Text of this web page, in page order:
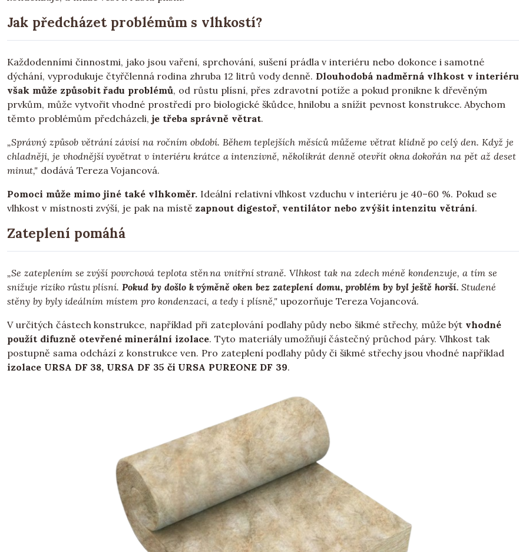
Jak předcházet problémům s vlhkostí?
Každodenními činnostmi, jako jsou vaření, sprchování, sušení prádla v interiéru nebo dokonce i samotné
dýchání, vyprodukuje čtyřčlenná rodina zhruba 12 litrů vody denně. Dlouhodobá nadměrná vlhkost v interiéru
však může způsobit řadu problémů, od růstu plísní, přes zdravotní potíže a pokud pronikne k dřevěným
prvkům, může vytvořit vhodné prostředí pro biologické škůdce, hnilobu a snížit pevnost konstrukce. Abychom
těmto problémům předcházeli,je třeba správně větrat.
„Správný způsob větrání závisí na ročním období. Během teplejších měsíců můžeme větrat klidně po celý den. Když je
chladněji, je vhodnější vyvětrat v interiéru krátce a intenzivně, několikrát denně otevřít okna dokořán na pět až deset
minut," dodává Tereza Vojancová.
Pomoci může mimo jiné také vlhkoměr. Ideální relativní vlhkost vzduchu v interiéru je 40–60 %. Pokud se
vlhkost v místnosti zvýší, je pak na místě zapnout digestoř, ventilátor nebo zvýšit intenzitu větrání.
Zateplení pomáhá
„Se zateplením se zvýší povrchová teplota stěn na vnitřní straně. Vlhkost tak na zdech méně kondenzuje, a tím se
snižuje riziko růstu plísní.Pokud by došlo k výměně oken bez zateplení domu, problém by byl ještě horší. Studené
stěny by byly ideálním místem pro kondenzaci, a tedy i plísně," upozorňuje Tereza Vojancová.
V určitých částech konstrukce, například při zateplování podlahy půdy nebo šikmé střechy, může být vhodné
použít difuzně otevřené minerální izolace. Tyto materiály umožňují částečný průchod páry. Vlhkost tak
postupně sama odchází z konstrukce ven. Pro zateplení podlahy půdy či šikmé střechy jsou vhodné například
izolace URSA DF 38, URSA DF 35 či URSA PUREONE DF 39.